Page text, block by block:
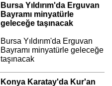
Bursa Yıldırım'da Erguvan
Bayramı minyatürle
geleceğe taşınacak
Bursa Yıldırım'da Erguvan
Bayramı minyatürle geleceğe
taşınacak
Konya Karatay'da Kur'an